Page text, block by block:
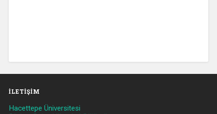
İLETIŞIM
Hacettepe Üniversitesi